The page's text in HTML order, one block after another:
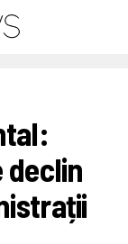
declin